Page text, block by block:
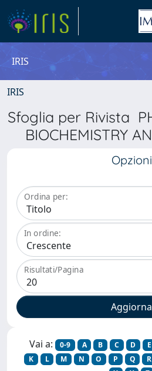
IRIS
IRIS
Sfoglia per Rivista
BIOCHEMISTRY
Opzioni
Ordina per:
In ordine:
Risultati/Pagina
Vai a: 0-9 A B C D E
K
L M N O P Q R